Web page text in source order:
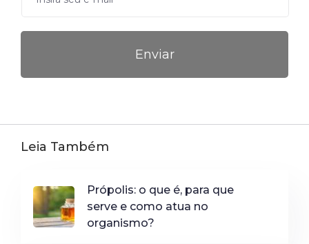
Leia Também
Própolis: o que é, para que
serve e como atua no
organismo?